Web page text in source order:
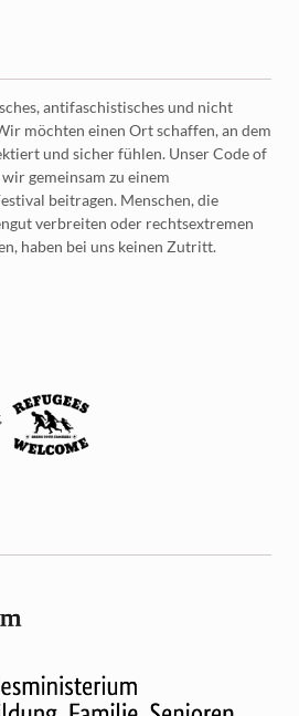
antifaschistisches und nicht
möchten einen Ort schaffen, an dem
und sicher fühlen. Unser Code of
gemeinsam zu einem
beitragen. Menschen, die
verbreiten oder rechtsextremen
haben bei uns keinen Zutritt.